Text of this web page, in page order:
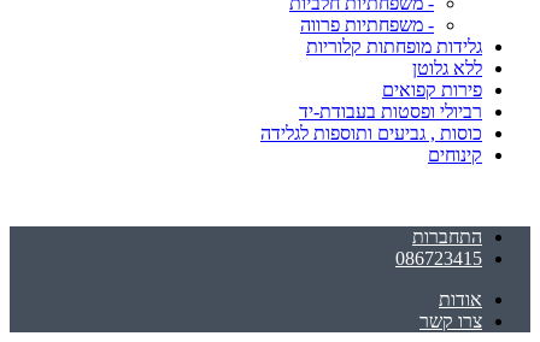
- משפחתיות פרווה
גלידות מופחתות קלוריות
ללא גלוטן
פירות קפואים
רביולי ופסטות בעבודת-יד
כוסות , גביעים ותוספות לגלידה
קינוחים
התחברות
086723415
אודות
צרו קשר